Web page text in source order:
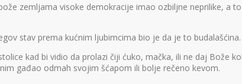
zemljama visoke demokracije imao ozbiljne neprilike, a
stav prema kućnim ljubimcima bio je da je to budalašćina.
kad bi vidio da prolazi čiji ćuko, mačka, ili ne daj Bože
gađao odmah svojim šćapom ili bolje rečeno kevom.